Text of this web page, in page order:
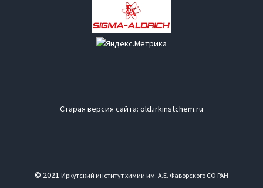
Старая версия сайта: old.irkinstchem.ru
© 2021 Иркутский институт химии им. А.Е. Фаворского СО РАН